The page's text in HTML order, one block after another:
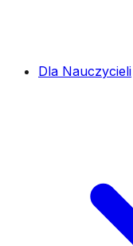
Dla Nauczycieli